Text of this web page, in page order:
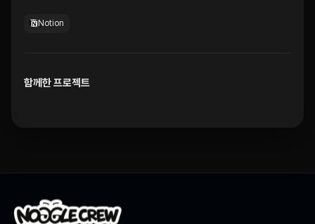
Notion
함께한 프로젝트